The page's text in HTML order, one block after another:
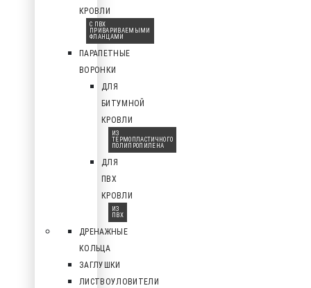
КРОВЛИ
С ПВХ
ПРИВАРИВАЕМЫМИ
ФЛАНЦАМИ
ПАРАПЕТНЫЕ
ВОРОНКИ
ДЛЯ
БИТУМНОЙ
КРОВЛИ
ИЗ
ТЕРМОПЛАСТИЧНОГО
ПОЛИПРОПИЛЕНА
ДЛЯ
ПВХ
КРОВЛИ
ИЗ
ПВХ
ДРЕНАЖНЫЕ
КОЛЬЦА
ЗАГЛУШКИ
ЛИСТВОУЛОВИТЕЛИ